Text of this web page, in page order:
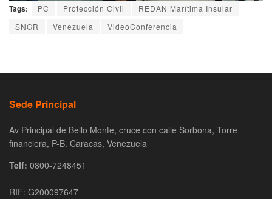
Tags: PC Protección Civil
REDAN Marítima Insular
SNGR
Venezuela VideoConferencia
Sede Principal
Av Principal de Bello Monte, cruce con calle Sorbona, Torre
financiera, P-B. Caracas, Venezuela
Telf: 0800-7248451
RIF: G200097647